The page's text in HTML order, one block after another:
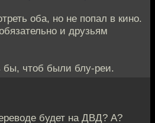
оба, но не попал в кино.
и друзьям
бы, чтоб были блу-реи.
будет на ДВД? А?